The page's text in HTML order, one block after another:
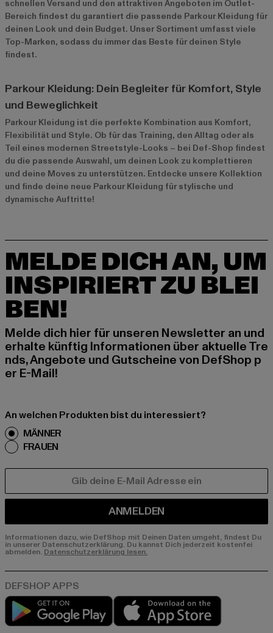
schnellen Versand und den attraktiven Angeboten im Outlet-
Bereich findest du garantiert die passende Parkour Kleidung für
deinen Look und dein Budget. Unser Sortiment umfasst viele
Top-Marken, sodass du immer das Beste für deinen Style
findest.
Parkour Kleidung: Dein Begleiter für Komfort, Style
und Beweglichkeit
Parkour Kleidung ist die perfekte Kombination aus Komfort,
Flexibilität und Style. Ob für das Training, den Alltag oder als
Teil eines modernen Streetstyle-Looks – bei Def-Shop findest
du die passende Auswahl, um deinen Look zu komplettieren
und deine Moves zu unterstützen. Entdecke unsere Kollektion
und finde deine neue Parkour Kleidung für stylische und
dynamische Auftritte!
MELDE DICH AN, UM
INSPIRIERT ZU BLEI
BEN!
Melde dich hier für unseren Newsletter an und
erhalte künftig Informationen über aktuelle Tre
nds, Angebote und Gutscheine von DefShop p
er E-Mail!
An welchen Produkten bist du interessiert?
MÄNNER
FRAUEN
ANMELDEN
Informationen dazu, wie DefShop mit Deinen Daten umgeht, findest Du
in unserer Datenschutzerklärung. Du kannst Dich jederzeit kostenfei
abmelden. Datenschutzerklärung lesen.
Play market